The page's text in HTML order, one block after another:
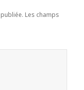
Les champs